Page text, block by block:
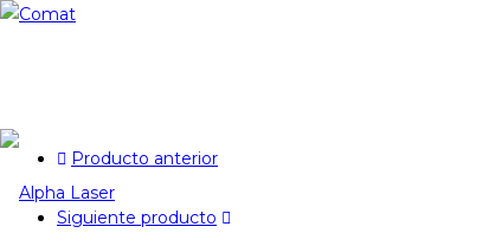
Producto anterior
Siguiente producto